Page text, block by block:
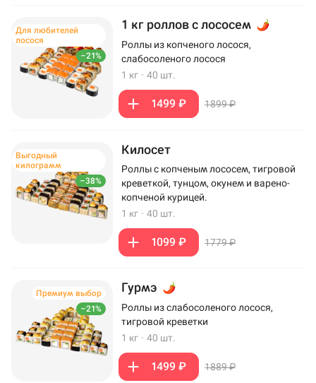
–21%
Для любителей
лосося
1 кг роллов с лососем
Роллы из копченого лосося,
слабосоленого лосося
1 кг · 40 шт.
1499 ₽ 1899 ₽
–38%
Выгодный
килограмм
Килосет
Роллы с копченым лососем, тигровой
креветкой, тунцом, окунем и варено-
копченой курицей.
1 кг · 40 шт.
1099 ₽ 1779 ₽
–21%
Премиум выбор Гурмэ
Роллы из слабосоленого лосося,
тигровой креветки
1 кг · 40 шт.
1499 ₽ 1889 ₽